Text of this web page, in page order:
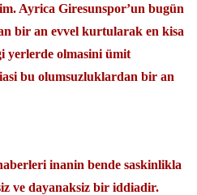
Ayrica Giresunspor’un bugün
bir an evvel kurtularak en kisa
yerlerde olmasini ümit
bu olumsuzluklardan bir an
inanin bende saskinlikla
ve dayanaksiz bir iddiadir.